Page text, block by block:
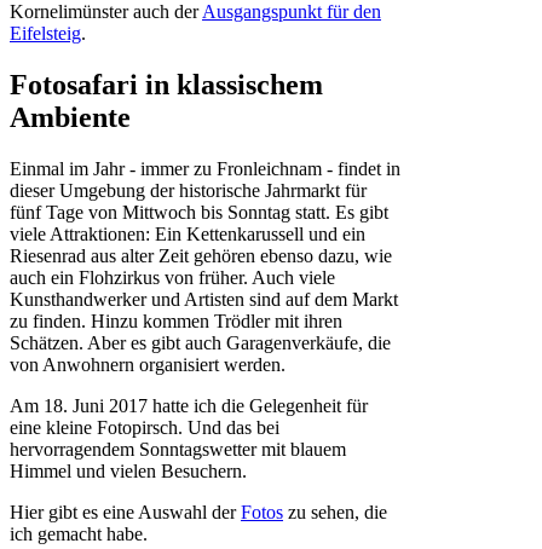
Kornelimünster auch derAusgangspunkt für den
Eifelsteig.
Fotosafari in klassischem
Ambiente
Einmal im Jahr - immer zu Fronleichnam - findet in
dieser Umgebung der historische Jahrmarkt für
fünf Tage von Mittwoch bis Sonntag statt. Es gibt
viele Attraktionen: Ein Kettenkarussell und ein
Riesenrad aus alter Zeit gehören ebenso dazu, wie
auch ein Flohzirkus von früher. Auch viele
Kunsthandwerker und Artisten sind auf dem Markt
zu finden. Hinzu kommen Trödler mit ihren
Schätzen. Aber es gibt auch Garagenverkäufe, die
von Anwohnern organisiert werden.
Am 18. Juni 2017 hatte ich die Gelegenheit für
eine kleine Fotopirsch. Und das bei
hervorragendem Sonntagswetter mit blauem
Himmel und vielen Besuchern.
Hier gibt es eine Auswahl derFotos zu sehen, die
ich gemacht habe.